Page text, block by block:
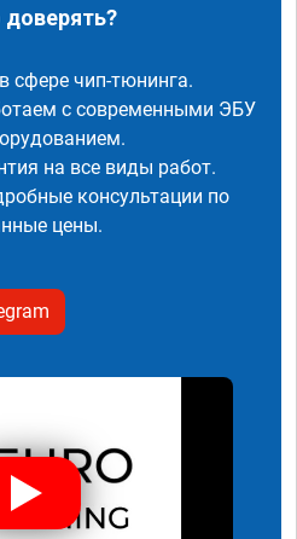
сфере чип-тюнинга.
с современными ЭБУ
на все виды работ.
консультации по
цены.